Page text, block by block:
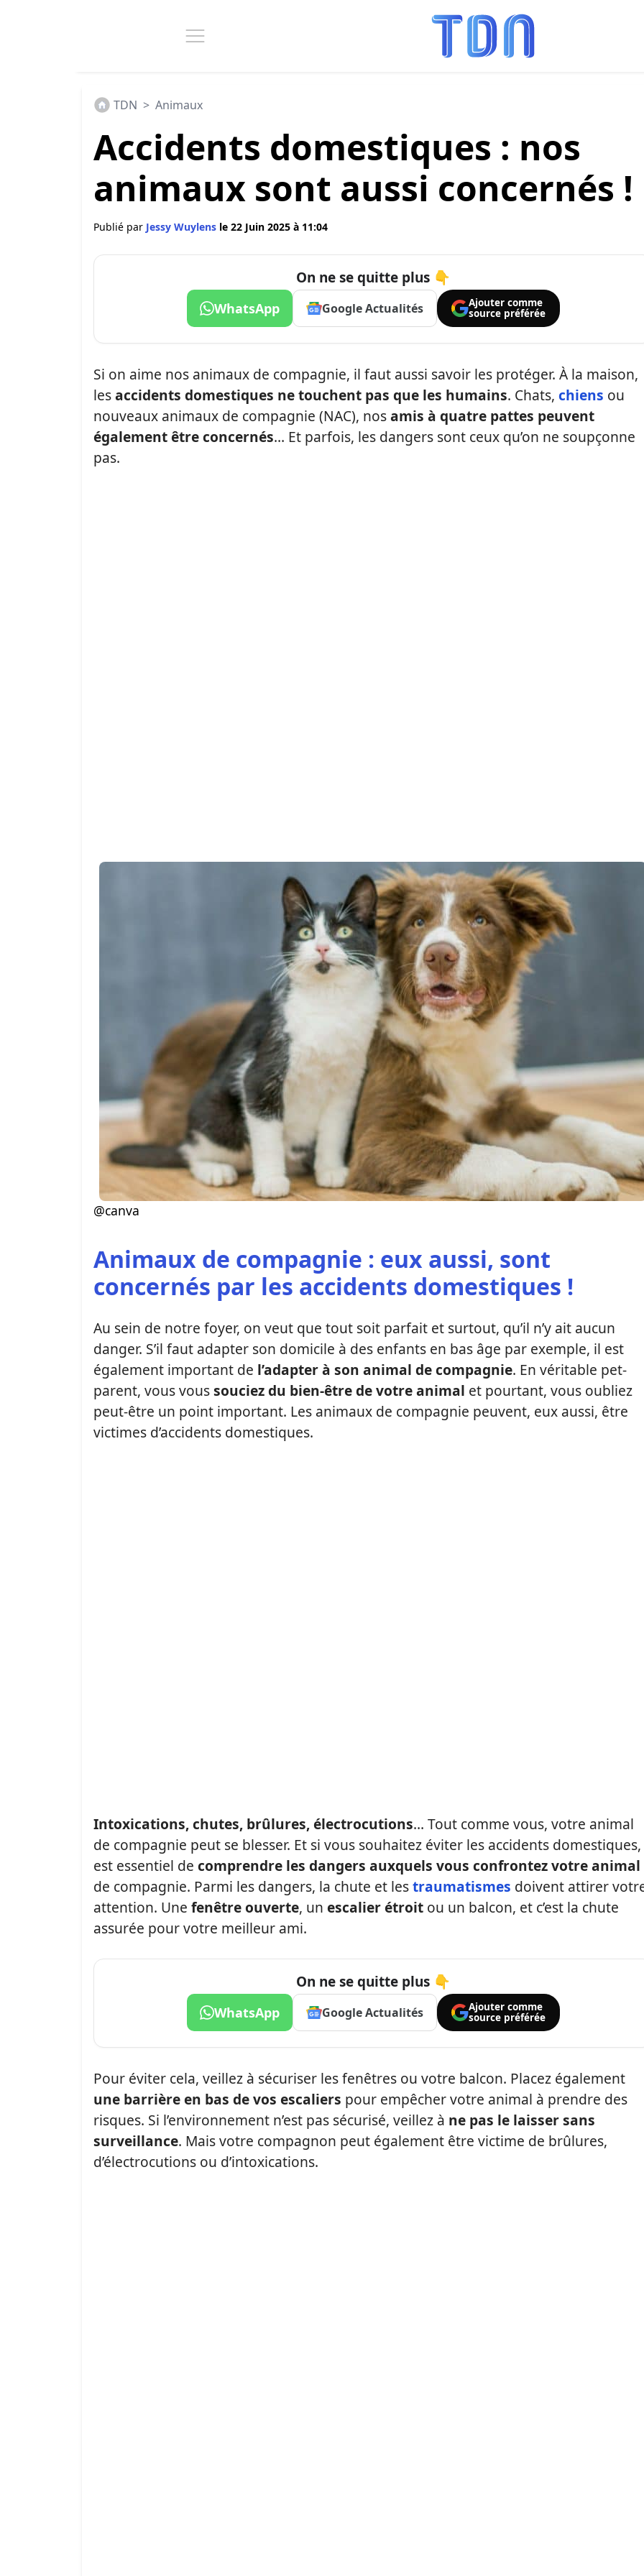
TDN > Animaux
Accidents domestiques : nos
animaux sont aussi concernés !
Publié par Jessy Wuylens le 22 Juin 2025 à 11:04
On ne se quitte plus 👇
WhatsApp Google Actualités
Ajouter comme
source préférée
Si on aime nos animaux de compagnie, il faut aussi savoir les protéger. À la maison,
lesaccidents domestiques ne touchent pas que les humains. Chats, chiens ou
nouveaux animaux de compagnie (NAC), nosamis à quatre pattes peuvent
également être concernés… Et parfois, les dangers sont ceux qu’on ne soupçonne
pas.
@canva
Animaux de compagnie : eux aussi, sont
concernés par les accidents domestiques !
Au sein de notre foyer, on veut que tout soit parfait et surtout, qu’il n’y ait aucun
danger. S’il faut adapter son domicile à des enfants en bas âge par exemple, il est
également important de l’adapter à son animal de compagnie. En véritable pet-
parent, vous voussouciez du bien-être de votre animal et pourtant, vous oubliez
peut-être un point important. Les animaux de compagnie peuvent, eux aussi, être
victimes d’accidents domestiques.
Intoxications, chutes, brûlures, électrocutions… Tout comme vous, votre animal
de compagnie peut se blesser. Et si vous souhaitez éviter les accidents
est essentiel de comprendre les dangers auxquels vous confrontez votre animal
de compagnie. Parmi les dangers, la chute et lestraumatismes doivent attirer
attention. Une fenêtre ouverte, un escalier étroit ou un balcon, et c’est la chute
assurée pour votre meilleur ami.
On ne se quitte plus 👇
WhatsApp Google Actualités
Ajouter comme
source préférée
Pour éviter cela, veillez à sécuriser les fenêtres ou votre balcon. Placez également
une barrière en bas de vos escaliers pour empêcher votre animal à prendre des
risques. Si l’environnement n’est pas sécurisé, veillez à ne pas le laisser sans
surveillance. Mais votre compagnon peut également être victime de brûlures,
d’électrocutions ou d’intoxications.